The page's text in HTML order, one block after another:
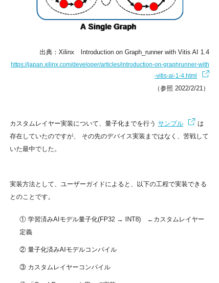
出典：Xilinx Introduction on Graph_runner with Vitis AI 1.4
https://japan.xilinx.com/developer/articles/introduction-on-graphrunner-with
-vitis-ai-1-4.html
（参照 2022/2/21）
カスタムレイヤー実装について、量子化までを行う サンプル
は
存在していたのですが、 その先のデバイス実装まではなく、苦戦して
いた最中でした。
実装方法として、ユーザーガイドによると、以下の工程で実装できる
とのことです。
① 学習済みAIモデル量子化(FP32 → INT8) ←カスタムレイヤー
定義
② 量子化済みAIモデルコンパイル
③ カスタムレイヤーコンパイル